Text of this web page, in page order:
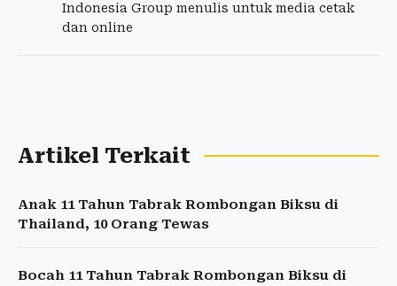
Indonesia Group menulis untuk media cetak
dan online
Artikel Terkait
Anak 11 Tahun Tabrak Rombongan Biksu di
Thailand, 10 Orang Tewas
Bocah 11 Tahun Tabrak Rombongan Biksu di